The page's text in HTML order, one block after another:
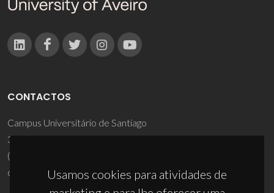
Usamos cookies para atividades de
CONTACTOS
Campus Universitário de Santiago
3810-193 Aveiro - Portugal
(+351) 234 370 200
ciceco@ua.pt